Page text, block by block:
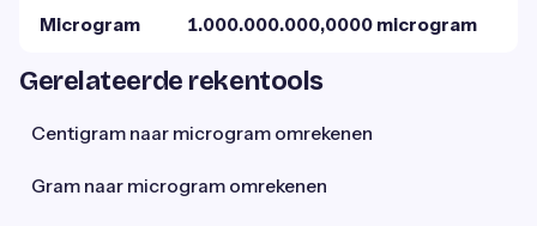
Microgram 1.000.000.000,0000 microgram
Gerelateerde rekentools
Centigram naar microgram omrekenen
Gram naar microgram omrekenen